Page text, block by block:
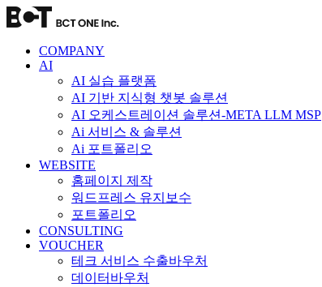
콘
텐
COMPANY
AI
AI 실습 플랫폼
AI 기반 지식형 챗봇 솔루션
AI 오케스트레이션 솔루션-META LLM MSP
Ai 서비스 & 솔루션
Ai 포트폴리오
WEBSITE
홈페이지 제작
워드프레스 유지보수
포트폴리오
CONSULTING
VOUCHER
테크 서비스 수출바우처
데이터바우처